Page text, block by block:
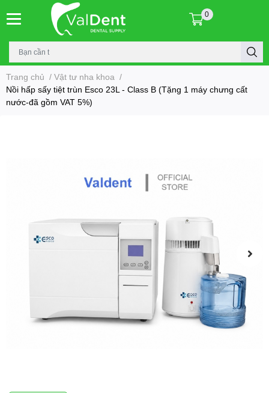
0
Trang chủ / Vật tư nha khoa /
Nồi hấp sấy tiệt trùn Esco 23L - Class B (Tặng 1 máy chưng cất
nước-đã gồm VAT 5%)